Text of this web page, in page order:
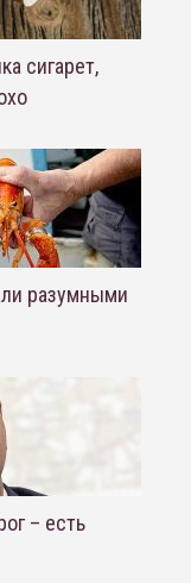
сигарет,
разумными
– есть